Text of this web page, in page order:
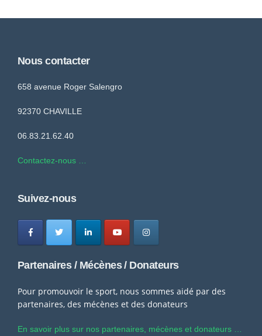
Nous contacter
658 avenue Roger Salengro
92370 CHAVILLE
06.83.21.62.40
Contactez-nous …
Suivez-nous
Partenaires / Mécènes / Donateurs
Pour promouvoir le sport, nous sommes aidé par des
partenaires, des mécènes et des donateurs
En savoir plus sur nos partenaires, mécènes et donateurs …